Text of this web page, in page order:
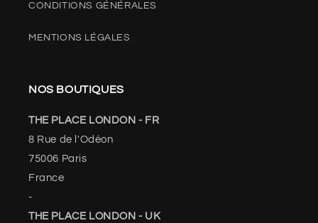
CONDITIONS GÉNÉRALES
MENTIONS LÉGALES
NOS BOUTIQUES
THE PLACE LONDON - FR
8 Rue de l'Odéon
75006 Paris
France
-
THE PLACE LONDON - UK